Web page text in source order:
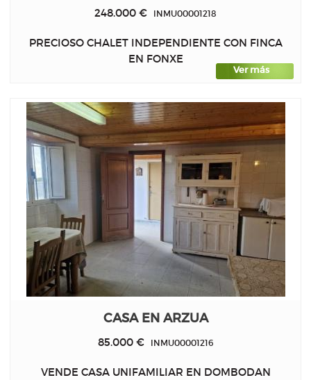
248.000 € INMU00001218
PRECIOSO CHALET INDEPENDIENTE CON FINCA
EN FONXE
Ver más
CASA EN ARZUA
85.000 € INMU00001216
VENDE CASA UNIFAMILIAR EN DOMBODAN